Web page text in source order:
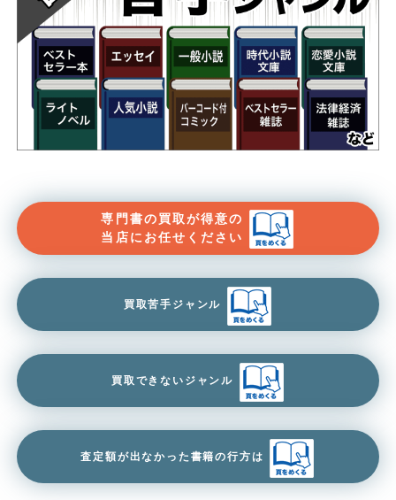
専門書の買取が得意の
当店にお任せください
買取苦手ジャンル
買取できないジャンル
査定額が出なかった書籍の行方は